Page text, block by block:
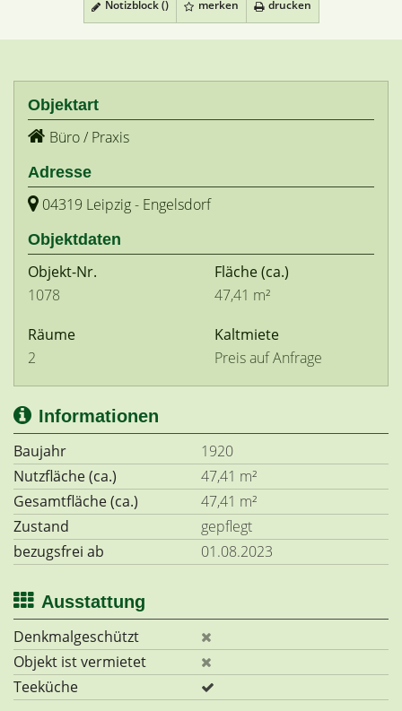
Notizblock () merken drucken
Objektart
Büro / Praxis
Adresse
04319 Leipzig - Engelsdorf
Objektdaten
Objekt-Nr.
1078
Fläche(ca.)
47,41 m²
Räume
2
Kaltmiete
Preis auf Anfrage
Informationen
Baujahr
1920
Nutzfläche (ca.)
47,41 m²
Gesamtfläche (ca.)
47,41 m²
Zustand
gepflegt
bezugsfrei ab
01.08.2023
Ausstattung
Denkmalgeschützt
Objekt ist vermietet
Teeküche